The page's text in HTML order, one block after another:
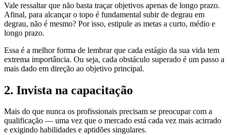
Vale ressaltar que não basta traçar objetivos apenas de longo prazo.
Afinal, para alcançar o topo é fundamental subir de degrau em
degrau, não é mesmo? Por isso, estipule as metas a curto, médio e
longo prazo.
Essa é a melhor forma de lembrar que cada estágio da sua vida tem
extrema importância. Ou seja, cada obstáculo superado é um passo a
mais dado em direção ao objetivo principal.
2. Invista na capacitação
Mais do que nunca os profissionais precisam se preocupar com a
qualificação — uma vez que o mercado está cada vez mais acirrado
e exigindo habilidades e aptidões singulares.